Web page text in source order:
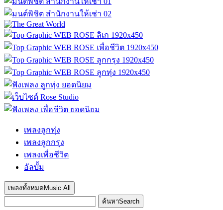
เพลงลูกทุ่ง
เพลงลูกกรุง
เพลงเพื่อชีวิต
อัลบั้ม
เพลงทั้งหมด Music All
ค้นหาSearch